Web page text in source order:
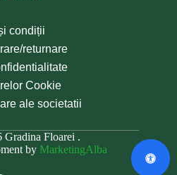
condiții
returnare
Cookie
ale societatii
Floarei .
by MarketingAlba